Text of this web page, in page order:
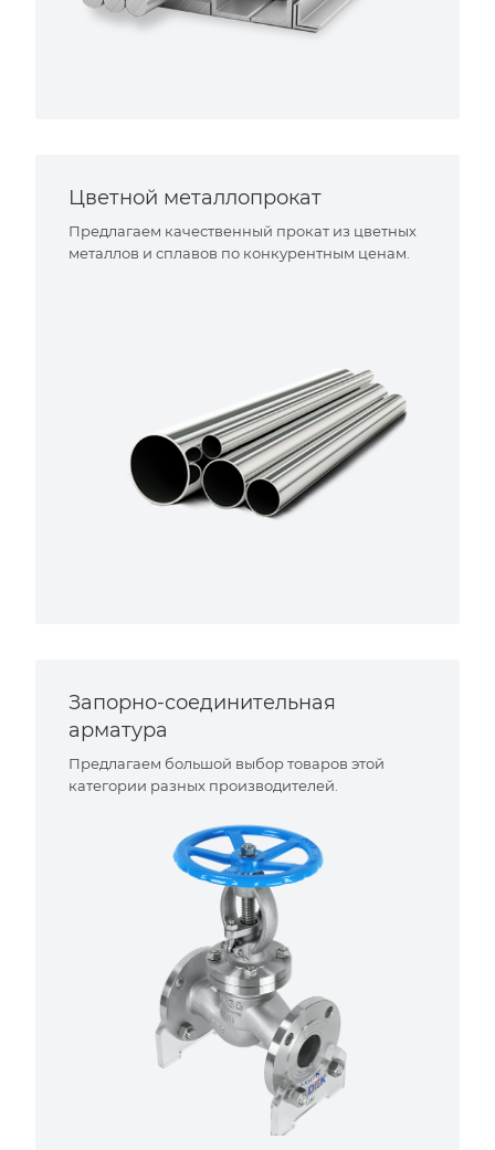
Цветной металлопрокат
Предлагаем качественный прокат из цветных
металлов и сплавов по конкурентным ценам.
Запорно-соединительная
арматура
Предлагаем большой выбор товаров этой
категории разных производителей.